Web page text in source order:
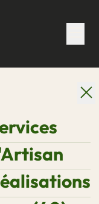
Thierry Pineau